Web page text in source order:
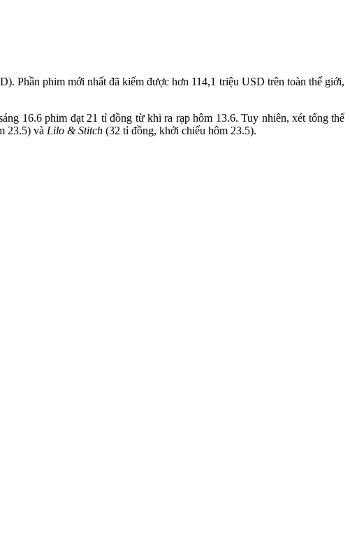
Phần phim mới nhất đã kiếm được hơn 114,1 triệu USD trên toàn thế giới,
16.6 phim đạt 21 tỉ đồng từ khi ra rạp hôm 13.6. Tuy nhiên, xét tổng thể
23.5) và Lilo & Stitch (32 tỉ đồng, khởi chiếu hôm 23.5).